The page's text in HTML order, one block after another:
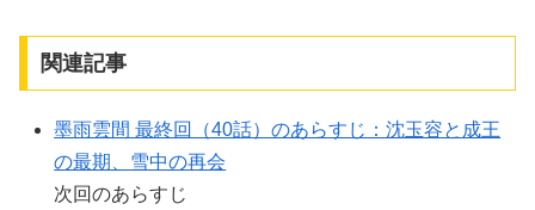
関連記事
墨雨雲間 最終回（40話）のあらすじ：沈玉容と成王
の最期、雪中の再会
次回のあらすじ